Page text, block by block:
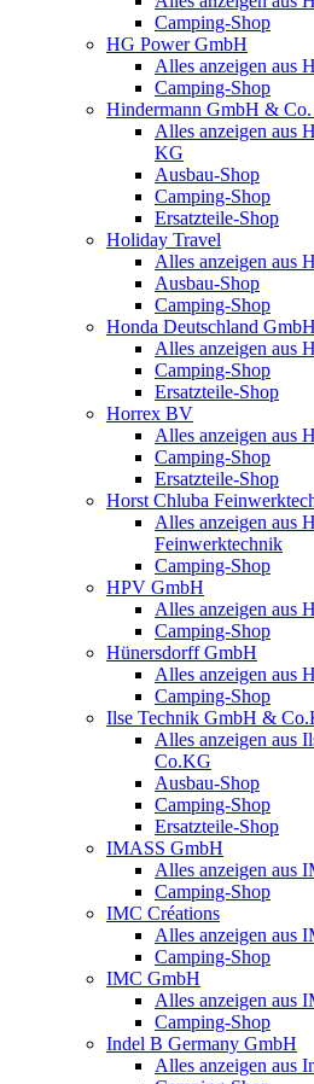
Camping-Shop
HG Power GmbH
Alles anzeigen aus
Camping-Shop
Hindermann GmbH &
Alles anzeigen aus
KG
Ausbau-Shop
Camping-Shop
Ersatzteile-Shop
Holiday Travel
Alles anzeigen aus
Ausbau-Shop
Camping-Shop
Honda Deutschland GmbH
Alles anzeigen aus
Camping-Shop
Ersatzteile-Shop
Horrex BV
Alles anzeigen aus
Camping-Shop
Ersatzteile-Shop
Horst Chluba
Alles anzeigen aus
Feinwerktechnik
Camping-Shop
HPV GmbH
Alles anzeigen aus
Camping-Shop
Hünersdorff GmbH
Alles anzeigen aus
Camping-Shop
Ilse Technik GmbH &
Alles anzeigen aus
Co.KG
Ausbau-Shop
Camping-Shop
Ersatzteile-Shop
IMASS GmbH
Alles anzeigen aus
Camping-Shop
IMC Créations
Alles anzeigen aus
Camping-Shop
IMC GmbH
Alles anzeigen aus
Camping-Shop
Indel B Germany GmbH
Alles anzeigen aus